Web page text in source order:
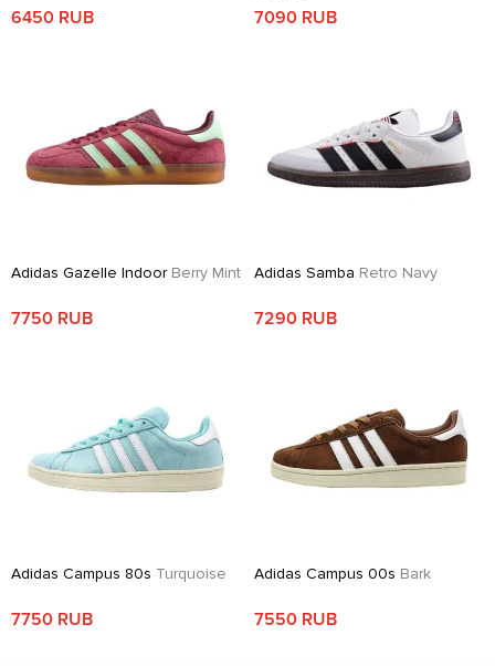
6450 RUB 7090 RUB
Adidas Gazelle Indoor Berry Mint
7750 RUB
Adidas Samba Retro Navy
7290 RUB
Adidas Campus 80s Turquoise
7750 RUB
Adidas Campus 00s Bark
7550 RUB